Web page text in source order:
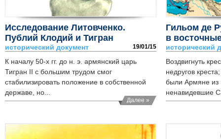
Исследование Литовченко.
Публий Клодий и Тигран
Младший
исторический документ 19/01/15
К началу 50-х гг. до н. э. армянский царь
Тигран II с большим трудом смог
стабилизировать положение в собственной
державе, но...
Далее »
Гильом де
в
исторический
Воздвигнуть
недругов
были Армяне из
ненавидевшие